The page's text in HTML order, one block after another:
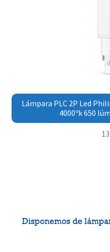
Lámpara PLC 2P Led
4000ºk 650